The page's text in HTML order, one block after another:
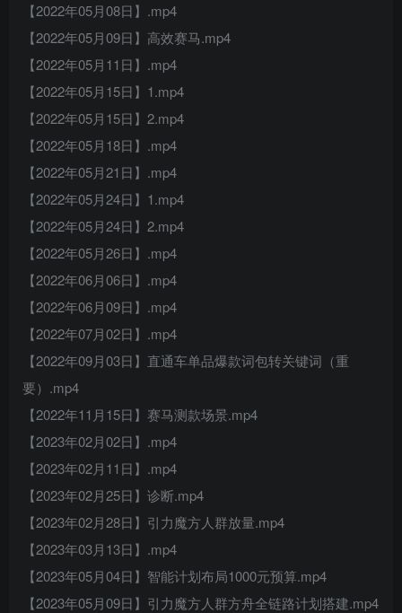
【2022年05月08日】.mp4
【2022年05月09日】高效赛马.mp4
【2022年05月11日】.mp4
【2022年05月15日】1.mp4
【2022年05月15日】2.mp4
【2022年05月18日】.mp4
【2022年05月21日】.mp4
【2022年05月24日】1.mp4
【2022年05月24日】2.mp4
【2022年05月26日】.mp4
【2022年06月06日】.mp4
【2022年06月09日】.mp4
【2022年07月02日】.mp4
【2022年09月03日】直通车单品爆款词包转关键词（重
要）.mp4
【2022年11月15日】赛马测款场景.mp4
【2023年02月02日】.mp4
【2023年02月11日】.mp4
【2023年02月25日】诊断.mp4
【2023年02月28日】引力魔方人群放量.mp4
【2023年03月13日】.mp4
【2023年05月04日】智能计划布局1000元预算.mp4
【2023年05月09日】引力魔方人群方舟全链路计划搭建.mp4